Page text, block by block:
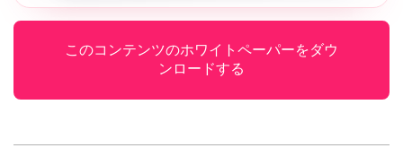
このコンテンツのホワイトペーパーをダウ
ンロードする